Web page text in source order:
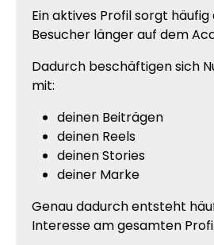
Ein aktives Profil sorgt häufig
Besucher länger auf dem
Dadurch beschäftigen sich
mit:
deinen Beiträgen
deinen Reels
deinen Stories
deiner Marke
Genau dadurch entsteht
Interesse am gesamten